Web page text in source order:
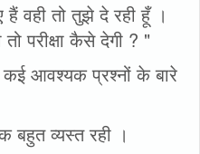
हैं वही तो तुझे दे रही हूँ ।
परीक्षा कैसे देगी ? "
कई आवश्यक प्रश्नों के बारे
बहुत व्यस्त रही ।